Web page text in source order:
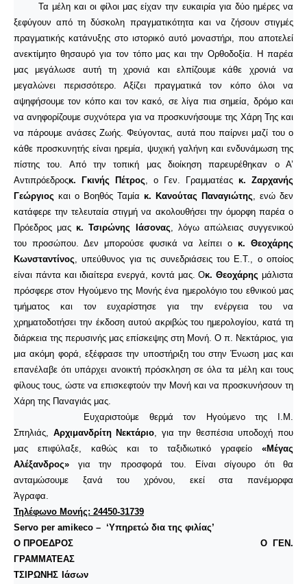
Τα μέλη και οι φίλοι μας είχαν την ευκαιρία για δύο ημέρες να
ξεφύγουν από τη δύσκολη πραγματικότητα και να ζήσουν στιγμές
πραγματικής κατάνυξης στο ιστορικό αυτό μοναστήρι, που αποτελεί
ανεκτίμητο θησαυρό για τον τόπο μας και την Ορθοδοξία. Η παρέα
μας μεγάλωσε αυτή τη χρονιά και ελπίζουμε κάθε χρονιά να
μεγαλώνει περισσότερο. Αξίζει πραγματικά τον κόπο όλοι να
αψηφήσουμε τον κόπο και τον κακό, σε λίγα πια σημεία, δρόμο και
να ανηφορίζουμε συχνότερα για να προσκυνήσουμε της Χάρη Της και
να πάρουμε ανάσες Ζωής. Φεύγοντας, αυτά που παίρνει μαζί του ο
κάθε προσκυνητής είναι ηρεμία, ψυχική γαλήνη και ενδυνάμωση της
πίστης του. Από την τοπική μας διοίκηση παρευρέθηκαν ο Α’
Αντιπρόεδροςκ. Γκινής Πέτρος , ο Γεν. Γραμματέας κ. Ζαρχανής
Γεώργιος και ο Βοηθός Ταμία κ. Κανούτας Παναγιώτης , ενώ δεν
κατάφερε την τελευταία στιγμή να ακολουθήσει την όμορφη παρέα ο
Πρόεδρος μαςκ. Τσιρώνης Ιάσονας , λόγω απώλειας συγγενικού
του προσώπου. Δεν μπορούσε φυσικά να λείπει ο κ. Θεοχάρης
Κωνσταντίνος , υπεύθυνος για τις συνεδριάσεις του Ε.Τ., ο οποίος
είναι πάντα και ιδιαίτερα ενεργά, κοντά μας. Οκ. Θεοχάρης μάλιστα
πρόσφερε στον Ηγούμενο της Μονής ένα ημερολόγιο του εθνικού μας
τμήματος και τον ευχαρίστησε για την ενέργεια του να
χρηματοδοτήσει την έκδοση αυτού ακριβώς του ημερολογίου, κατά τη
διάρκεια της περυσινής μας επίσκεψης στη Μονή. Ο π. Νεκτάριος, για
μια ακόμη φορά, εξέφρασε την υποστήριξη του στην Ένωση μας και
επανέλαβε ότι υπάρχει ανοικτή πρόσκληση σε όλα τα μέλη και τους
φίλους τους, ώστε να επισκεφτούν την Μονή και να προσκυνήσουν τη
Χάρη της Παναγιάς μας.
Ευχαριστούμε θερμά τον Ηγούμενο της Ι.Μ.
Σπηλιάς, Αρχιμανδρίτη Νεκτάριο , για την θεσπέσια υποδοχή που
μας επιφύλαξε, καθώς και το ταξιδιωτικό γραφείο «Μέγας
Αλέξανδρος» για την προσφορά του. Είναι σίγουρο ότι θα
ανταμώσουμε ξανά του χρόνου, εκεί στα πανέμορφα
Άγραφα.
Τηλέφωνο Μονής: 24450-31739
Servo per amikeco – ‘Υπηρετώ δια της φιλίας’
Ο ΠΡΟΕΔΡΟΣ O ΓΕΝ.
ΓΡΑΜΜΑΤΕΑΣ
ΤΣΙΡΩΝΗΣ Ιάσων